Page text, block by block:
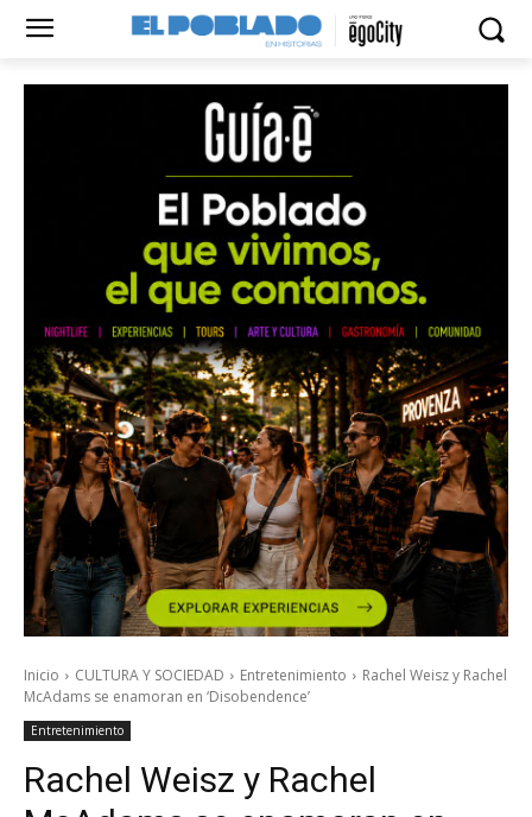
Inicio CULTURA Y SOCIEDAD Entretenimiento
Rachel Weisz y Rachel
McAdams se enamoran en ‘Disobendence’
Entretenimiento
Rachel Weisz y Rachel